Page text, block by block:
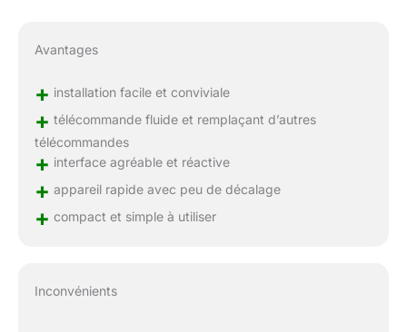
Avantages
+ installation facile et conviviale
+ télécommande fluide et remplaçant d’autres
télécommandes
+ interface agréable et réactive
+ appareil rapide avec peu de décalage
+ compact et simple à utiliser
Inconvénients